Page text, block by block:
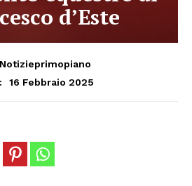
d’Este
Notizieprimopiano
16 Febbraio 2025